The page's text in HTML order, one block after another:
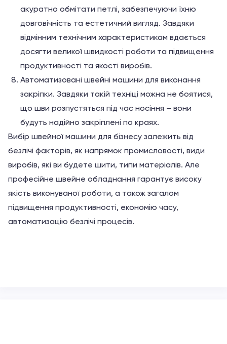
акуратно обмітати петлі, забезпечуючи їхню
довговічність та естетичний вигляд. Завдяки
відмінним технічним характеристикам вдається
досягти великої швидкості роботи та підвищення
продуктивності та якості виробів.
Автоматизовані швейні машини для виконання
закріпки. Завдяки такій техніці можна не боятися,
що шви розпустяться під час носіння – вони
будуть надійно закріплені по краях.
Вибір швейної машини для бізнесу залежить від
безлічі факторів, як напрямок промисловості, види
виробів, які ви будете шити, типи матеріалів. Але
професійне швейне обладнання гарантує високу
якість виконуваної роботи, а також загалом
підвищення продуктивності, економію часу,
автоматизацію безлічі процесів.